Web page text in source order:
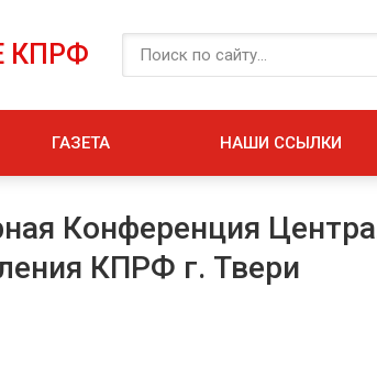
КПРФ
ГАЗЕТА НАШИ ССЫЛКИ
Конференция
КПРФ г. Твери